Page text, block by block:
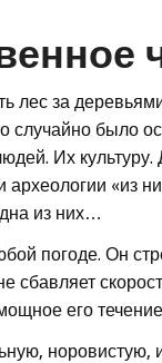
лес за
случайно было
Их
«из
из них…
погоде. Он
сбавляет
его